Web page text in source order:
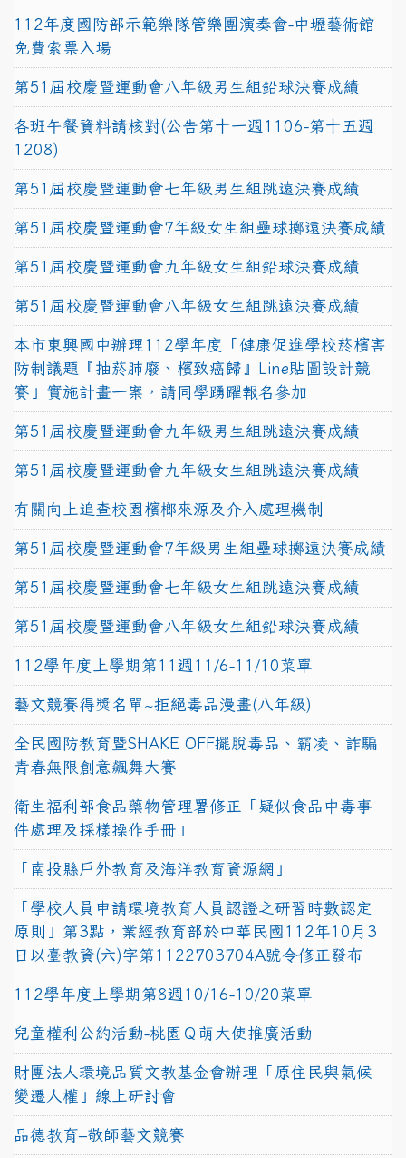
112年度國防部示範樂隊管樂團演奏會-中壢藝術館
免費索票入場
第51屆校慶暨運動會八年級男生組鉛球決賽成績
各班午餐資料請核對(公告第十一週1106-第十五週
1208)
第51屆校慶暨運動會七年級男生組跳遠決賽成績
第51屆校慶暨運動會7年級女生組壘球擲遠決賽成績
第51屆校慶暨運動會九年級女生組鉛球決賽成績
第51屆校慶暨運動會八年級女生組跳遠決賽成績
本市東興國中辦理112學年度「健康促進學校菸檳害
防制議題『抽菸肺廢、檳致癌歸』Line貼圖設計競
賽」實施計畫一案，請同學踴躍報名參加
第51屆校慶暨運動會九年級男生組跳遠決賽成績
第51屆校慶暨運動會九年級女生組跳遠決賽成績
有關向上追查校園檳榔來源及介入處理機制
第51屆校慶暨運動會7年級男生組壘球擲遠決賽成績
第51屆校慶暨運動會七年級女生組跳遠決賽成績
第51屆校慶暨運動會八年級女生組鉛球決賽成績
112學年度上學期第11週11/6-11/10菜單
藝文競賽得獎名單~拒絕毒品漫畫(八年級)
全民國防教育暨SHAKE OFF擺脫毒品、霸凌、詐騙
青春無限創意飆舞大賽
衛生福利部食品藥物管理署修正「疑似食品中毒事
件處理及採樣操作手冊」
「南投縣戶外教育及海洋教育資源網」
「學校人員申請環境教育人員認證之研習時數認定
原則」第3點，業經教育部於中華民國112年10月3
日以臺教資(六)字第1122703704A號令修正發布
112學年度上學期第8週10/16-10/20菜單
兒童權利公約活動-桃園Ｑ萌大使推廣活動
財團法人環境品質文教基金會辦理「原住民與氣候
變遷人權」線上研討會
品德教育–敬師藝文競賽